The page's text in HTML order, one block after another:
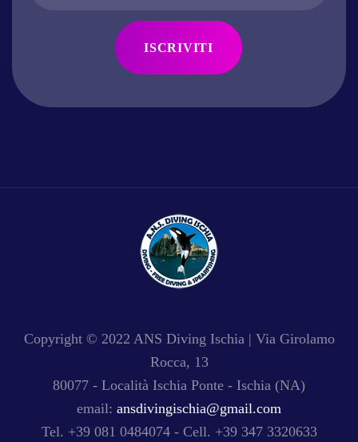
Copyright © 2022 ANS Diving Ischia | Via Girolamo
Rocca, 13
80077 - Località Ischia Ponte - Ischia (NA)
email: ansdivingischia@gmail.com
Tel. +39 081 0484074 - Cell. +39 347 3320633